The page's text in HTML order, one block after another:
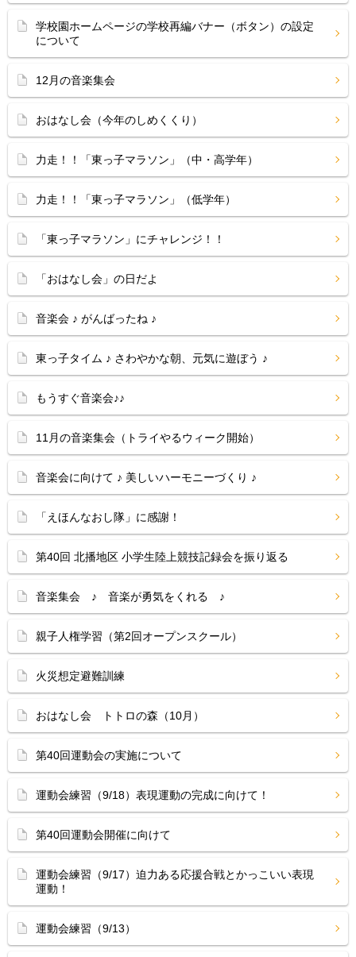
学校園ホームページの学校再編バナー（ボタン）の設定
について
12月の音楽集会
おはなし会（今年のしめくくり）
力走！！「東っ子マラソン」（中・高学年）
力走！！「東っ子マラソン」（低学年）
「東っ子マラソン」にチャレンジ！！
「おはなし会」の日だよ
音楽会 ♪ がんばったね ♪
東っ子タイム ♪ さわやかな朝、元気に遊ぼう ♪
もうすぐ音楽会♪♪
11月の音楽集会（トライやるウィーク開始）
音楽会に向けて ♪ 美しいハーモニーづくり ♪
「えほんなおし隊」に感謝！
第40回 北播地区 小学生陸上競技記録会を振り返る
音楽集会 ♪ 音楽が勇気をくれる ♪
親子人権学習（第2回オープンスクール）
火災想定避難訓練
おはなし会 トトロの森（10月）
第40回運動会の実施について
運動会練習（9/18）表現運動の完成に向けて！
第40回運動会開催に向けて
運動会練習（9/17）迫力ある応援合戦とかっこいい表現
運動！
運動会練習（9/13）